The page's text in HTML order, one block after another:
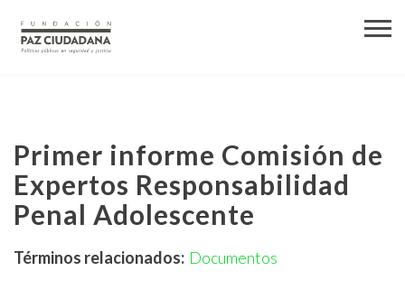
Primer informe Comisión de
Expertos Responsabilidad
Penal Adolescente
Términos relacionados: Documentos